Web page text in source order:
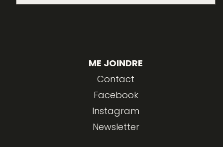
ME JOINDRE
Contact
Facebook
Instagram
Newsletter